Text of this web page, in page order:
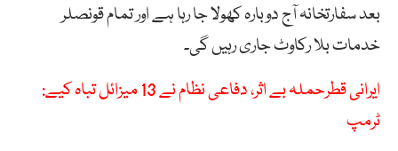
بعد سفارتخانہ آج دوبارہ کھولا جا رہا ہے اور تمام قونصلر
خدمات بلا رکاوٹ جاری رہیں گی۔
ایرانی قطرحملہ بے اثر، دفاعی نظام نے 13 میزائل تباہ کیے:
ٹرمپ